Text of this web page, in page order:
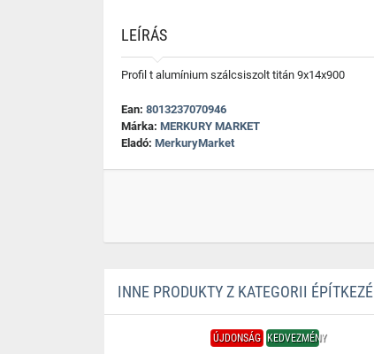
LEÍRÁS
Profil t alumínium szálcsiszolt titán 9x14x900
Ean: 8013237070946
Márka: MERKURY MARKET
Eladó: MerkuryMarket
INNE PRODUKTY Z KATEGORII ÉPÍTKEZÉ
ÚJDONSÁG KEDVEZMÉNY